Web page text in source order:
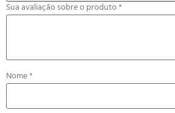
Sua avaliação sobre o produto*
Nome*